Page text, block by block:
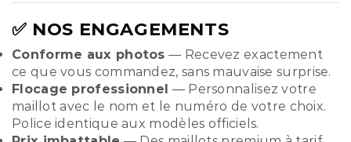
✅ NOS ENGAGEMENTS
Conforme aux photos — Recevez exactement
ce que vous commandez, sans mauvaise surprise.
Flocage professionnel — Personnalisez votre
maillot avec le nom et le numéro de votre choix.
Police identique aux modèles officiels.